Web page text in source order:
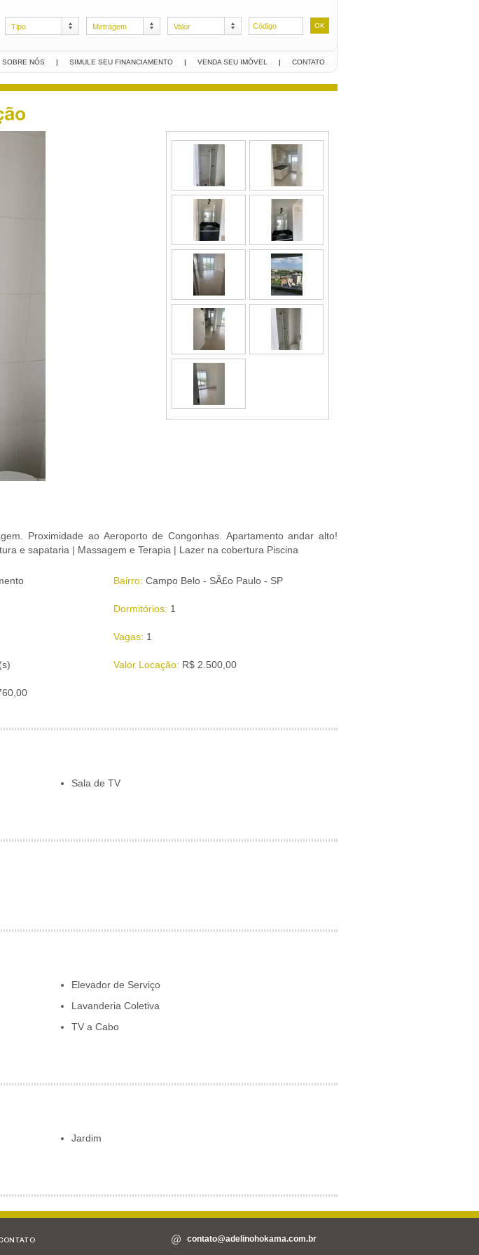
Tipo Metragem Valor
SOBRE NÓS | SIMULE SEU FINANCIAMENTO | VENDA SEU IMÓVEL | CONTATO
Proximidade ao Aeroporto de Congonhas. Apartamento andar alto!
e sapataria | Massagem e Terapia | Lazer na cobertura Piscina
Bairro: Campo Belo - SÃ£o Paulo - SP
Dormitórios: 1
Vagas: 1
Valor Locação: R$ 2.500,00
Sala de TV
Elevador de Serviço
Lavanderia Coletiva
TV a Cabo
Jardim
contato@adelinohokama.com.br